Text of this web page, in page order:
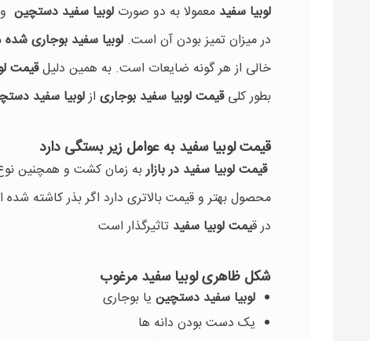
لوبیا سفید معمولا به دو صورت لوبیا سفید دستچین و
در میزان تمیز بودن آن است. لوبیا سفید بوجاری شده
خالی از هر گونه ضایعات است. به همین دلیلقیمت
بطور کلیقیمت لوبیا سفید بوجاری ازلوبیا سفید
قیمت لوبیا سفید به عوامل زیر بستگی دارد
قیمت لوبیا سفید در بازاربه زمان کشت و همچنین نوع
محصول بهتر و قیمت بالاتری دارد اگر بذر
در قیمت لوبیا سفید تاثیرگذار است
شکل ظاهری لوبیا سفید مرغوب
لوبیا سفید دستچین یا بوجاری
یک دست بودن دانه ها